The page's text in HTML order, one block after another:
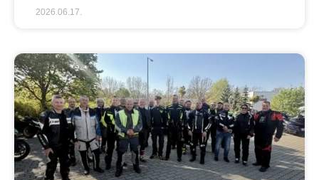
2026.06.17.